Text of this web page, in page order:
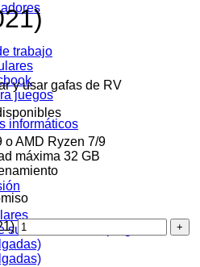
trabajo
juegos
informáticos
suelo de 32 a 70 pulgadas
y usar gafas de RV
o AMD Ryzen 7/9
máxima 32 GB